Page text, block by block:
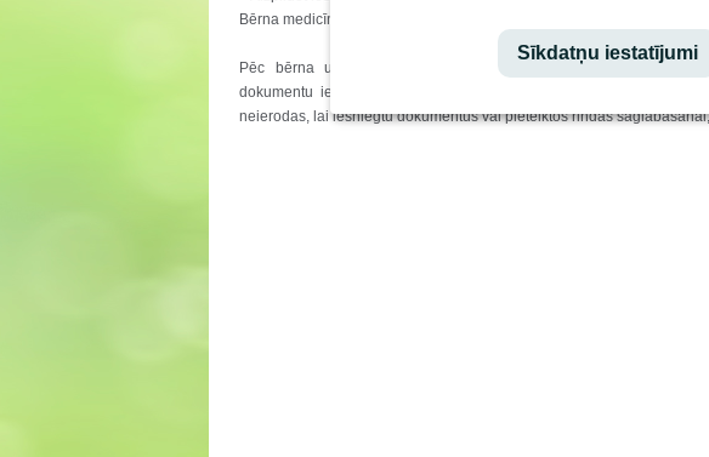
Sīkdatņu iestatījumi
Bērna medicīniskā karte, veidlapa Nr.026/4 iesniedzama klātienē.
Pēc bērna uzņemšanas Druvas vidusskolas pirmsskolas
dokumentu iesniegšanas termiņu uz norādīto tālruņa numuru vai
neierodas, lai iesniegtu dokumentus vai pieteiktos rindas